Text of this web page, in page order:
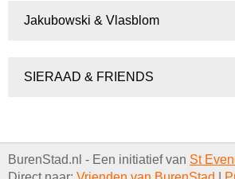
Jakubowski & Vlasblom
SIERAAD & FRIENDS
BurenStad.nl - Een initiatief van St